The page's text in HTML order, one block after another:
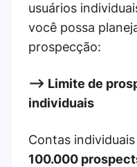
usuários
você possa
prospecção:
--> Limite de
individuais
Contas
100.000